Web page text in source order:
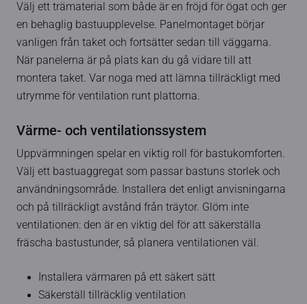
Välj ett trämaterial som både är en fröjd för ögat och ger
en behaglig bastuupplevelse. Panelmontaget börjar
vanligen från taket och fortsätter sedan till väggarna.
När panelerna är på plats kan du gå vidare till att
montera taket. Var noga med att lämna tillräckligt med
utrymme för ventilation runt plattorna.
Värme- och ventilationssystem
Uppvärmningen spelar en viktig roll för bastukomforten.
Välj ett bastuaggregat som passar bastuns storlek och
användningsområde. Installera det enligt anvisningarna
och på tillräckligt avstånd från träytor. Glöm inte
ventilationen: den är en viktig del för att säkerställa
fräscha bastustunder, så planera ventilationen väl.
Installera värmaren på ett säkert sätt
Säkerställ tillräcklig ventilation